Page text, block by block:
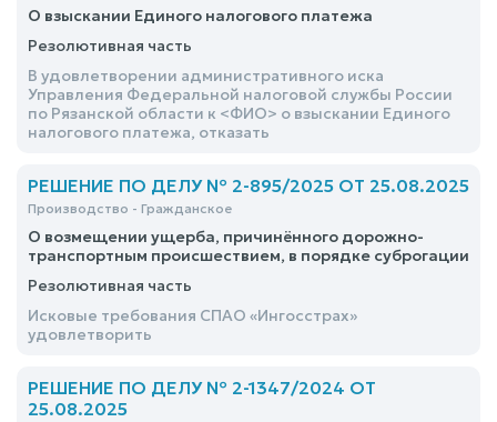
О взыскании Единого налогового платежа
Резолютивная часть
В удовлетворении административного иска
Управления Федеральной налоговой службы России
по Рязанской области к <ФИО> о взыскании Единого
налогового платежа, отказать
РЕШЕНИЕ ПО ДЕЛУ № 2-895/2025 ОТ 25.08.2025
Производство - Гражданское
О возмещении ущерба, причинённого дорожно-
транспортным происшествием, в порядке суброгации
Резолютивная часть
Исковые требования СПАО «Ингосстрах»
удовлетворить
РЕШЕНИЕ ПО ДЕЛУ № 2-1347/2024 ОТ
25.08.2025